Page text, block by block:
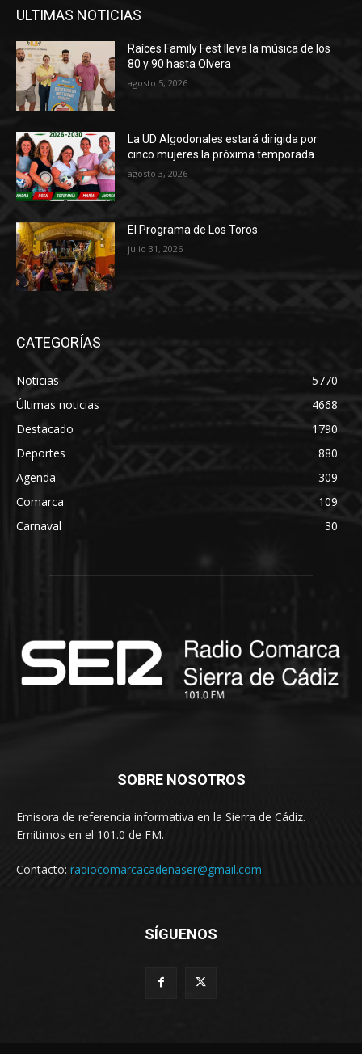
ULTIMAS NOTICIAS
Raíces Family Fest lleva la música de los
80 y 90 hasta Olvera
agosto 5, 2026
La UD Algodonales estará dirigida por
cinco mujeres la próxima temporada
agosto 3, 2026
El Programa de Los Toros
julio 31, 2026
CATEGORÍAS
Noticias
5770
Últimas noticias
4668
Destacado
1790
Deportes
880
Agenda
309
Comarca
109
Carnaval
30
SOBRE NOSOTROS
Emisora de referencia informativa en la Sierra de Cádiz.
Emitimos en el 101.0 de FM.
Contacto: radiocomarcacadenaser@gmail.com
SÍGUENOS